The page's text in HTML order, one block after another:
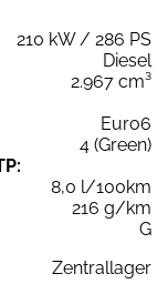
210 kW / 286 PS
Diesel
2.967 cm³
Euro6
4 (Green)
8,0 l/100km
216 g/km
G
Zentrallager